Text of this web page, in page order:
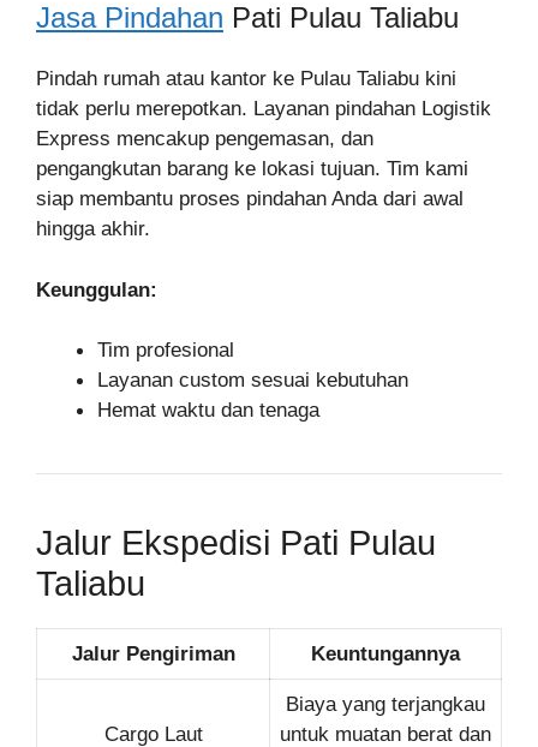
Jasa Pindahan Pati Pulau Taliabu
Pindah rumah atau kantor ke Pulau Taliabu kini
tidak perlu merepotkan. Layanan pindahan Logistik
Express mencakup pengemasan, dan
pengangkutan barang ke lokasi tujuan. Tim kami
siap membantu proses pindahan Anda dari awal
hingga akhir.
Keunggulan:
Tim profesional
Layanan custom sesuai kebutuhan
Hemat waktu dan tenaga
Jalur Ekspedisi Pati Pulau
Taliabu
Jalur Pengiriman Keuntungannya
Cargo Laut
Biaya yang terjangkau
untuk muatan berat dan